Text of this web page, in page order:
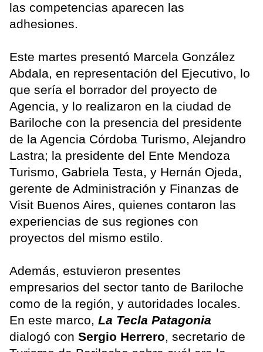
las competencias aparecen las
adhesiones.
Este martes presentó Marcela González
Abdala, en representación del Ejecutivo, lo
que sería el borrador del proyecto de
Agencia, y lo realizaron en la ciudad de
Bariloche con la presencia del presidente
de la Agencia Córdoba Turismo, Alejandro
Lastra; la presidente del Ente Mendoza
Turismo, Gabriela Testa, y Hernán Ojeda,
gerente de Administración y Finanzas de
Visit Buenos Aires, quienes contaron las
experiencias de sus regiones con
proyectos del mismo estilo.
Además, estuvieron presentes
empresarios del sector tanto de Bariloche
como de la región, y autoridades locales.
En este marco, La Tecla Patagonia
dialogó con Sergio Herrero, secretario de